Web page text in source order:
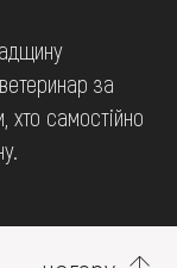
за
хто самостійно